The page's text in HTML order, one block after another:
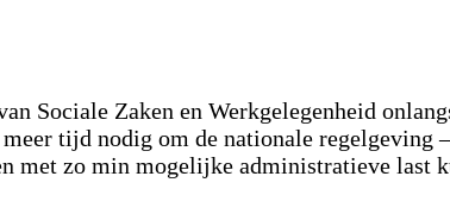
Sociale Zaken en Werkgelegenheid
tijd nodig om de nationale regelgeving
met zo min mogelijke administratieve last